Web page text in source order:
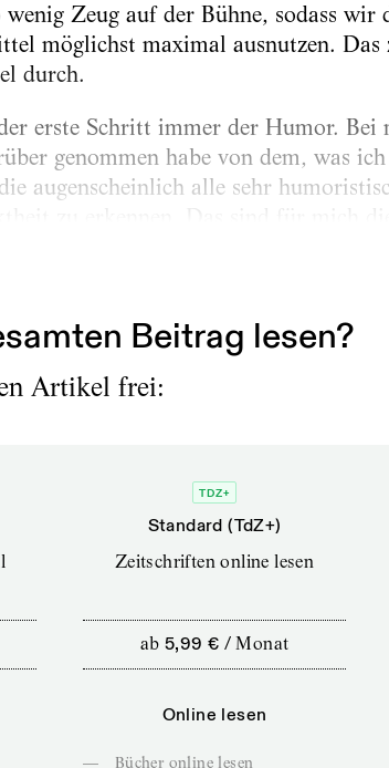
Zeug auf der Bühne, sodass
möglichst maximal ausnutzen. Das
durch.
erste Schritt immer der Humor. Bei
genommen habe von dem, was
augenscheinlich alle sehr
Beitrag lesen?
Artikel frei:
TDZ+
Standard (TdZ+)
Zeitschriften online lesen
ab 5,99 € /Monat
Online lesen
—
Bücher online lesen